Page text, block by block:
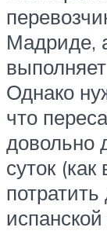
Мадриде,
Однако
что
довольно
суток